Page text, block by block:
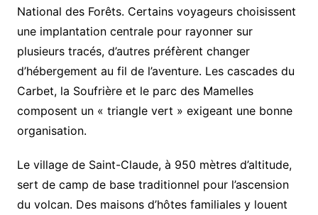
National des Forêts. Certains voyageurs choisissent
une implantation centrale pour rayonner sur
plusieurs tracés, d’autres préfèrent changer
d’hébergement au fil de l’aventure. Les cascades du
Carbet, la Soufrière et le parc des Mamelles
composent un « triangle vert » exigeant une bonne
organisation.
Le village de Saint-Claude, à 950 mètres d’altitude,
sert de camp de base traditionnel pour l’ascension
du volcan. Des maisons d’hôtes familiales y louent